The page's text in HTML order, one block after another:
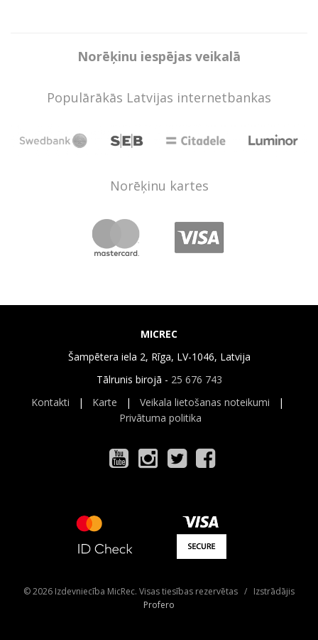
Norēķinu iespējas veikalā
Populārākās Latvijas internetbankas
Norēķinu kartes
MICREC
Šampētera iela 2, Rīga, LV-1046, Latvija
Tālrunis birojā - 25 676 743
Kontakti | Karte | Veikala lietošanas noteikumi |
Privātuma politika
© 2026 Izdevniecība MicRec. Visas tiesības rezervētas / Izstrādājis
Profero